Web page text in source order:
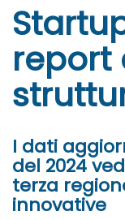
report
I dati
del 2024
terza
innovative